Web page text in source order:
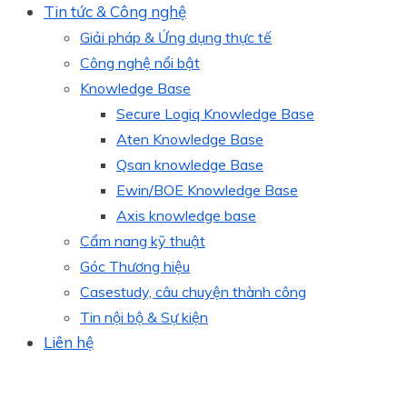
Tin tức & Công nghệ
Giải pháp & Ứng dụng thực tế
Công nghệ nổi bật
Knowledge Base
Secure Logiq Knowledge Base
Aten Knowledge Base
Qsan knowledge Base
Ewin/BOE Knowledge Base
Axis knowledge base
Cẩm nang kỹ thuật
Góc Thương hiệu
Casestudy, câu chuyện thành công
Tin nội bộ & Sự kiện
Liên hệ